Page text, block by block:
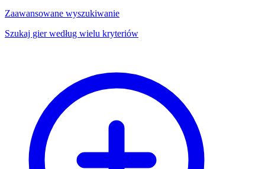
Zaawansowane wyszukiwanie
Szukaj gier według wielu kryteriów